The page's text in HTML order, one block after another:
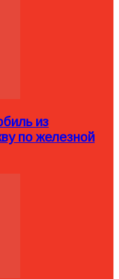
из
по железной